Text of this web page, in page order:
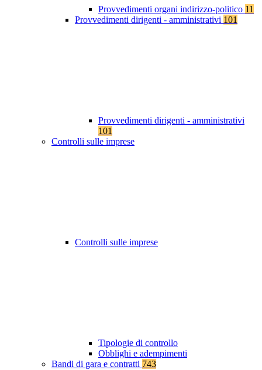
Provvedimenti organi indirizzo-politico 11
Provvedimenti dirigenti - amministrativi 101
Provvedimenti dirigenti - amministrativi
101
Controlli sulle imprese
Controlli sulle imprese
Tipologie di controllo
Obblighi e adempimenti
Bandi di gara e contratti 743